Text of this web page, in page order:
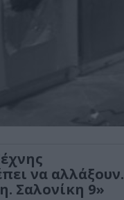
να αλλάξουν.
Σαλονίκη 9»